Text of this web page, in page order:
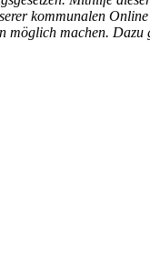
kommunalen
machen. Dazu